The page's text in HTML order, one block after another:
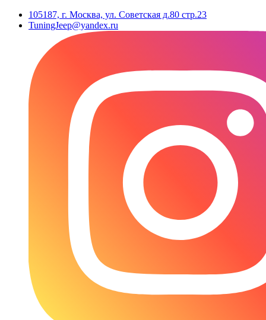
105187, г. Москва, ул. Советская д.80 стр.23
TuningJeep@yandex.ru